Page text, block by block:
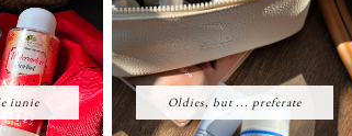
iunie Oldies, but ... preferate